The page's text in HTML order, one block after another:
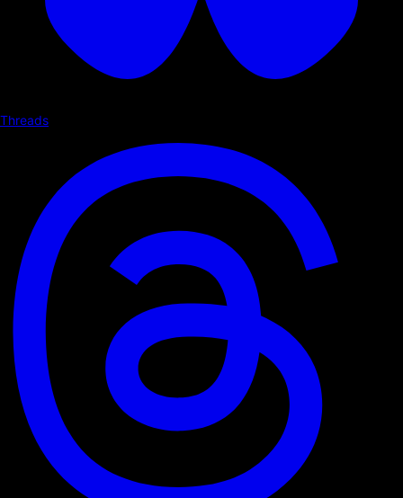
Threads